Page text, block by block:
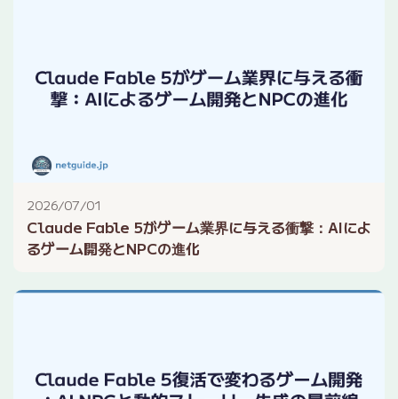
2026/07/01
Claude Fable 5がゲーム業界に与える衝撃：AIによ
るゲーム開発とNPCの進化